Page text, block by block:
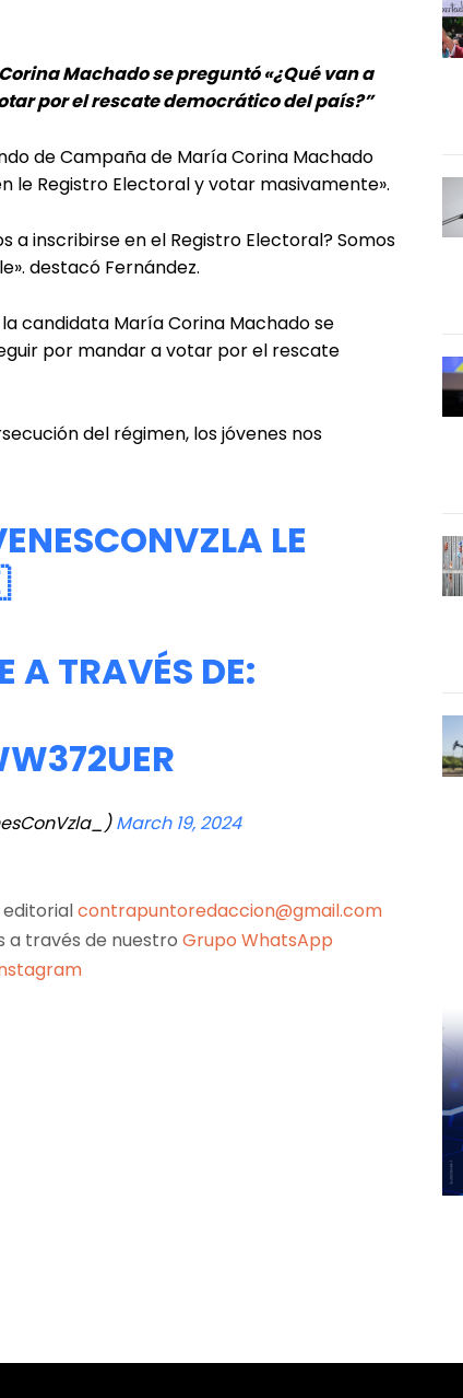
Machado se preguntó «¿Qué van a
por el rescate democrático del país?”
de Campaña de María Corina Machado
le Registro Electoral y votar masivamente».
a inscribirse en el Registro Electoral? Somos
destacó Fernández.
candidata María Corina Machado se
por mandar a votar por el rescate
del régimen, los jóvenes nos
LE
A TRAVÉS DE:
March 19, 2024
contrapuntoredaccion@gmail.com
a través de nuestroGrupo WhatsApp